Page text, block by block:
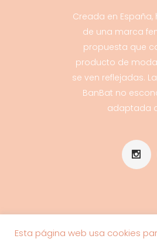
Creada en
de una marca
propuesta que
producto de
se ven reflejadas.
BanBat no
adaptada
Esta página web usa cookies